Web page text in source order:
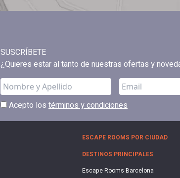
SUSCRÍBETE
¿Quieres estar al tanto de nuestras ofertas y
Acepto los términos y condiciones
ESCAPE ROOMS POR CIUDAD
DESTINOS PRINCIPALES
Escape Rooms Barcelona